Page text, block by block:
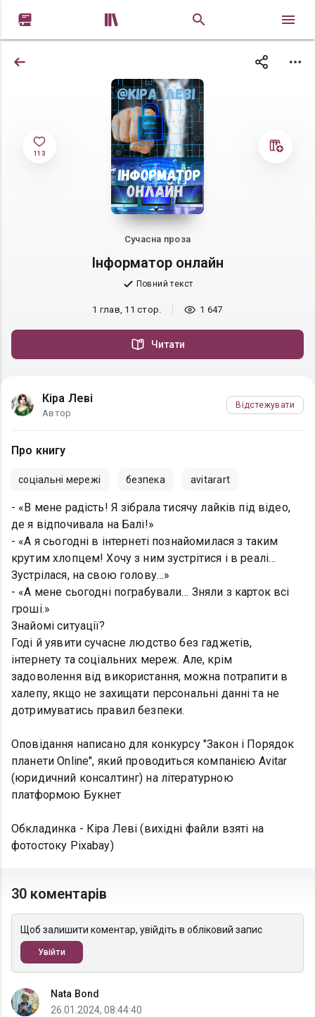
 
113
Сучасна проза
Інформатор онлайн
Повний текст
1 глав, 11 стор. 1 647
Читати
Кіра Леві
Автор
Відстежувати
Про книгу
соціальні мережі безпека avitarart
- «В мене радість! Я зібрала тисячу лайків під відео,
де я відпочивала на Балі!»
- «А я сьогодні в інтернеті познайомилася з таким
крутим хлопцем! Хочу з ним зустрітися і в реалі…
Зустрілася, на свою голову…»
- «А мене сьогодні пограбували… Зняли з карток всі
гроші.»
Знайомі ситуації?
Годі й уявити сучасне людство без гаджетів,
інтернету та соціальних мереж. Але, крім
задоволення від використання, можна потрапити в
халепу, якщо не захищати персональні данні та не
дотримуватись правил безпеки.
Оповідання написано для конкурсу "Закон і Порядок
планети Online", який проводиться компанією Avitar
(юридичний консалтинг) на літературною
платформою Букнет
Обкладинка - Кіра Леві (вихідні файли взяті на
фотостоку Pixabay)
30 коментарів
Щоб залишити коментар, увійдіть в обліковий запис
Увійти
Nata Bond
26.01.2024, 08:44:40